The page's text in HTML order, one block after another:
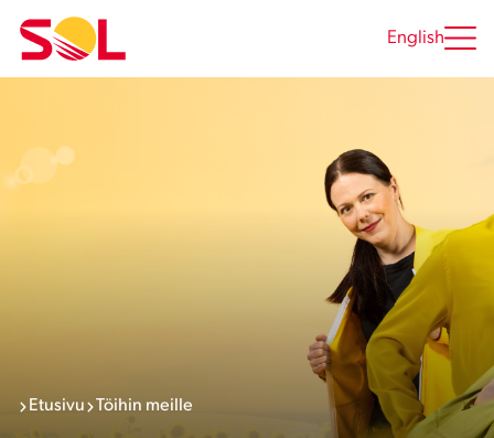
sisältöön
English
Etusivu Töihin meille